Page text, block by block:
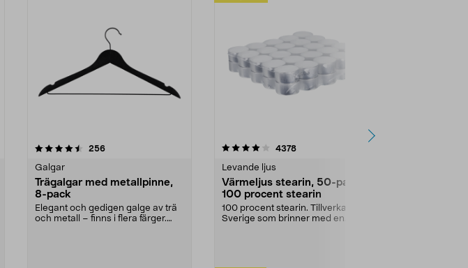
256recensioner
Galgar
Trägalgar med metallpinne,
8-pack
Elegant och gedigen galge av trä
och metall – finns i flera färger.
4.0av 5 stjärnor 4378recensioner
Levande ljus
Värmeljus stearin, 50-pack,
100 procent stearin
100 procent stearin. Tillverkade i
Sverige som brinner med en
4.5av 5 stjärnor